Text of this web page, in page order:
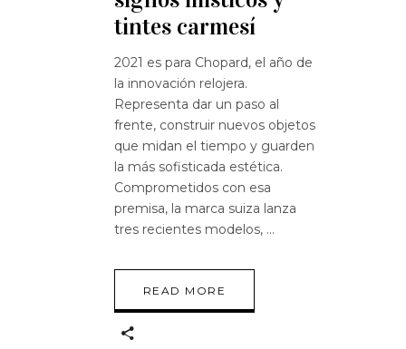
tintes carmesí
2021 es para Chopard, el año de
la innovación relojera.
Representa dar un paso al
frente, construir nuevos objetos
que midan el tiempo y guarden
la más sofisticada estética.
Comprometidos con esa
premisa, la marca suiza lanza
tres recientes modelos,
READ MORE